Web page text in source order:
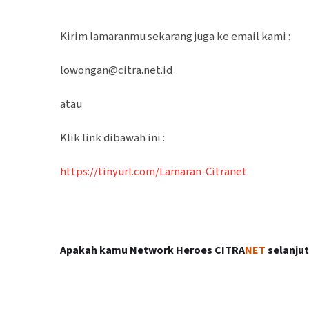
Kirim lamaranmu sekarang juga ke email kami :
lowongan@citra.net.id
atau
Klik link dibawah ini :
https://tinyurl.com/Lamaran-Citranet
Apakah kamu Network Heroes CITRANET